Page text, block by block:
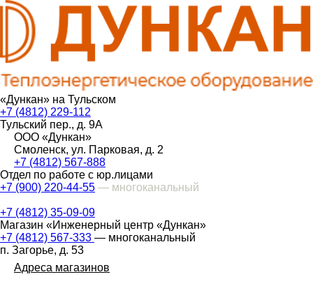
«Дункан» на Тульском
+7 (4812) 229-112
Тульский пер., д. 9А
ООО «Дункан»
Смоленск, ул. Парковая, д. 2
+7 (4812) 567-888
Отдел по работе с юр.лицами
+7 (900) 220-44-55 — многоканальный
+7 (4812) 35-09-09
Магазин «Инженерный центр «Дункан»
+7 (4812) 567-333 — многоканальный
п. Загорье, д. 53
Адреса магазинов